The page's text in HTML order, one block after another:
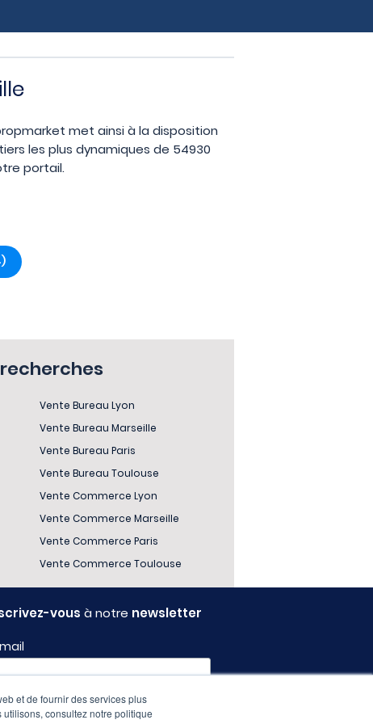
et de fournir des services plus
consultez notre politique
met ainsi à la disposition
les plus dynamiques de 54930
portail.
Vente Bureau Lyon
Vente Bureau Marseille
Vente Bureau Paris
Vente Bureau Toulouse
Vente Commerce Lyon
Vente Commerce Marseille
Vente Commerce Paris
Vente Commerce Toulouse
vous à notre newsletter